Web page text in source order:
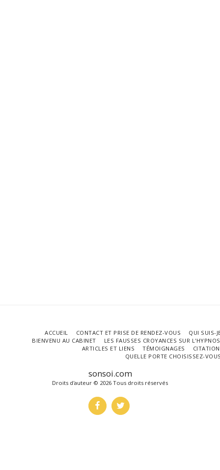
sonsoi.com
Droits d'auteur © 2026 Tous droits réservés
ACCUEIL CONTACT ET PRISE DE RENDEZ-VOUS
QUI SUIS-
BIENVENU AU CABINET
LES FAUSSES CROYANCES SUR
ARTICLES ET LIENS
TÉMOIGNAGES
QUELLE PORTE CHOISISSEZ-